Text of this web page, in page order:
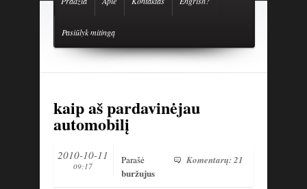
Pasiūlyk mitingą
kaip aš pardavinėjau
automobilį
2010-10-11
09:17
Komentarų: 21
Parašė
buržujus